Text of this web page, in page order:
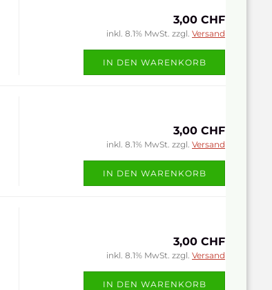
3,00 CHF
inkl. 8.1% MwSt. zzgl. Versand
IN DEN WARENKORB
3,00 CHF
inkl. 8.1% MwSt. zzgl. Versand
IN DEN WARENKORB
3,00 CHF
inkl. 8.1% MwSt. zzgl. Versand
IN DEN WARENKORB